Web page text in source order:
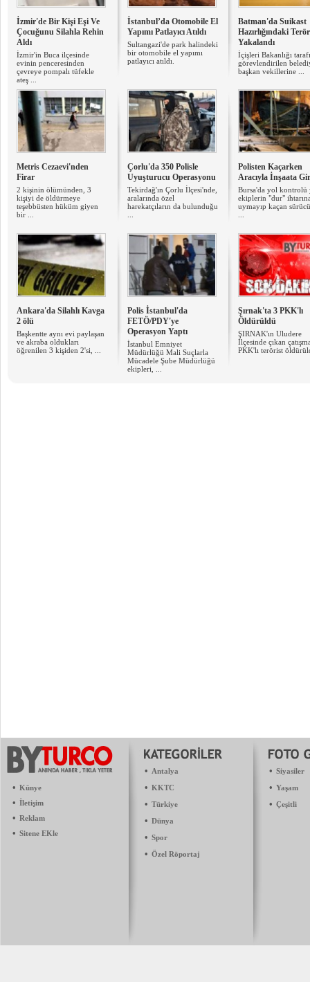
İzmir'de Bir Kişi Eşi Ve
Çocuğunu Silahla Rehin
Aldı
İzmir'in Buca ilçesinde
evinin penceresinden
çevreye pompalı tüfekle
ateş ...
İstanbul’da Otomobile El
Yapımı Patlayıcı Atıldı
Sultangazi'de park halindeki
bir otomobile el yapımı
patlayıcı atıldı.
Batman'da Suikast
Hazırlığındaki
Yakalandı
İçişleri Bakanlığı
görevlendirilen
başkan vekillerine ...
Metris Cezaevi'nden
Firar
2 kişinin ölümünden, 3
kişiyi de öldürmeye
teşebbüsten hüküm giyen
bir ...
Çorlu'da 350 Polisle
Uyuşturucu Operasyonu
Tekirdağ'ın Çorlu İlçesi'nde,
aralarında özel
harekatçıların da bulunduğu
Polisten Kaçarken
Aracıyla İnşaata
Bursa'da yol kontrolü
ekiplerin "dur"
uymayıp kaçan
Ankara'da Silahlı Kavga
2 ölü
Başkentte aynı evi paylaşan
ve akraba oldukları
öğrenilen 3 kişiden 2'si, ...
Polis İstanbul'da
FETÖ/PDY'ye
Operasyon Yaptı
İstanbul Emniyet
Müdürlüğü Mali Suçlarla
Mücadele Şube Müdürlüğü
ekipleri, ...
Şırnak'ta 3 PKK'lı
Öldürüldü
ŞIRNAK'ın Uludere
İlçesinde çıkan
PKK'lı terörist
• Künye
• İletişim
• Reklam
• Sitene EKle
• Antalya
• KKTC
• Türkiye
• Dünya
• Spor
• Özel Röportaj
• Siyasiler
• Yaşam
• Çeşitli